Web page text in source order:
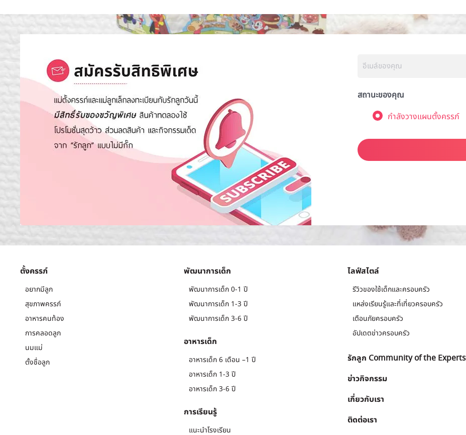
สถานะของคุณ
กำลังวางแผนตั้งครรภ์
ตั้งครรภ์
อยากมีลูก
สุขภาพครรภ์
อาหารคนท้อง
การคลอดลูก
นมแม่
ตั้งชื่อลูก
พัฒนาการเด็ก
พัฒนาการเด็ก 0-1 ปี
พัฒนาการเด็ก 1-3 ปี
พัฒนาการเด็ก 3-6 ปี
อาหารเด็ก
อาหารเด็ก 6 เดือน –1 ปี
อาหารเด็ก 1-3 ปี
อาหารเด็ก 3-6 ปี
การเรียนรู้
แนะนำโรงเรียน
ไลฟ์สไตล์
รีวิวของใช้เด็กและครอบครัว
แหล่งเรียนรู้และที่เที่ยวครอบครัว
เตือนภัยครอบครัว
อัปเดตข่าวครอบครัว
รักลูก Community of the Experts
ข่าวกิจกรรม
เกี่ยวกับเรา
ติดต่อเรา